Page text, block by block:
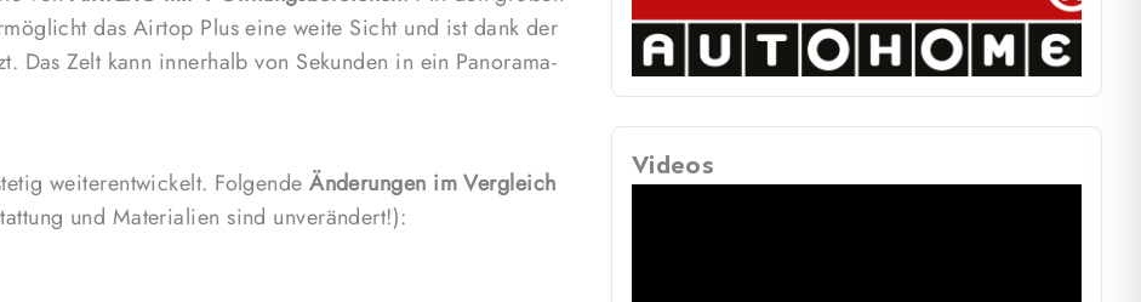
ist für 2 Erwachsene geeignet und hat eine Größe von 130 x
210 cm. Das Modell Medium bietet Platz für 2 Erwachsene und
1 Kind und misst 145 x 210 cm. Das Modell Large ist für 2
Erwachsene und 2 Kinder ausgelegt und hat eine Größe von 165
x 215 cm. Alle Modelle haben eine geschlossene Höhe von 33
cm und eine geöffnete Höhe von 115 cm.
das Airtop Plus eine weite Sicht und ist dank der
Das Zelt kann innerhalb von Sekunden in ein Panorama-
weiterentwickelt. Folgende Änderungen im Vergleich
und Materialien sind unverändert!):
Videos